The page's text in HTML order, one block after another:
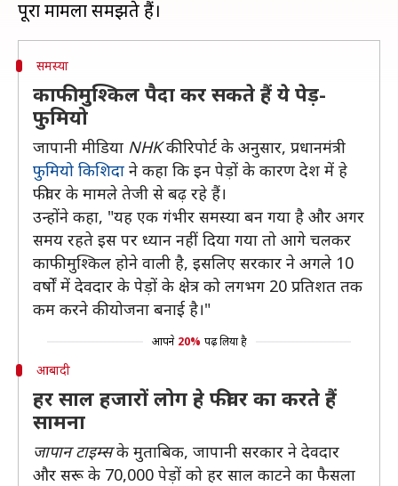
समस्या
काफी मुश्किल पैदा कर सकते हैं ये पेड़-
फुमियो
जापानी मीडिया NHKकी रिपोर्ट के अनुसार, प्रधानमंत्री
फुमियो किशिदा ने कहा कि इन पेड़ों के कारण देश में हे
फीवर के मामले तेजी से बढ़ रहे हैं।
उन्होंने कहा, "यह एक गंभीर समस्‍या बन गया है और अगर
समय रहते इस पर ध्यान नहीं दिया गया तो आगे चलकर
काफी मुश्क‍िल होने वाली है, इसल‍िए सरकार ने अगले 10
वर्षों में देवदार के पेड़ों के क्षेत्र को लगभग 20 प्रतिशत तक
कम करने की योजना बनाई है।"
आपने 20% पढ़ लिया है
आबादी
हर साल हजारों लोग हे फीवर का करते हैं
सामना
जापान टाइम्‍सके मुताबिक, जापानी सरकार ने देवदार
और सरू के 70,000 पेड़ों को हर साल काटने का फैसला